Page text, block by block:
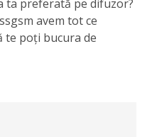
ta preferată pe difuzor?
avem tot ce
te poți bucura de